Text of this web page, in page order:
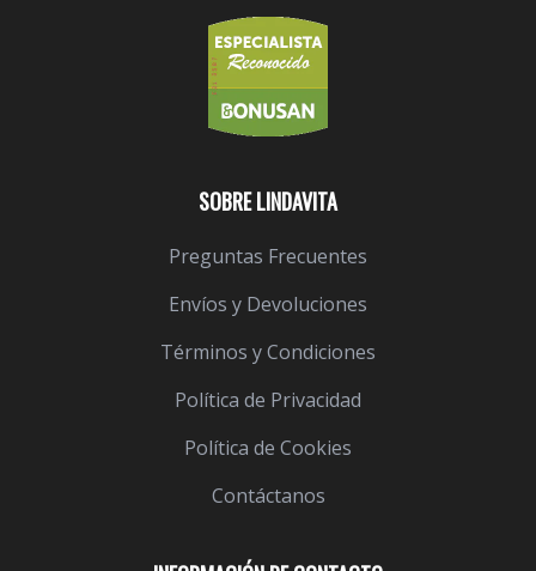
SOBRE LINDAVITA
Preguntas Frecuentes
Envíos y Devoluciones
Términos y Condiciones
Política de Privacidad
Política de Cookies
Contáctanos